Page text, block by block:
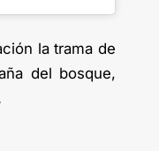
la trama de
del bosque,